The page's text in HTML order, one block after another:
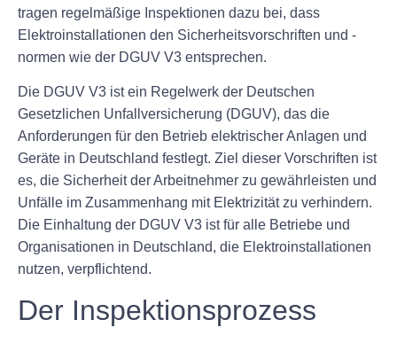
tragen regelmäßige Inspektionen dazu bei, dass
Elektroinstallationen den Sicherheitsvorschriften und -
normen wie der DGUV V3 entsprechen.
Die DGUV V3 ist ein Regelwerk der Deutschen
Gesetzlichen Unfallversicherung (DGUV), das die
Anforderungen für den Betrieb elektrischer Anlagen und
Geräte in Deutschland festlegt. Ziel dieser Vorschriften ist
es, die Sicherheit der Arbeitnehmer zu gewährleisten und
Unfälle im Zusammenhang mit Elektrizität zu verhindern.
Die Einhaltung der DGUV V3 ist für alle Betriebe und
Organisationen in Deutschland, die Elektroinstallationen
nutzen, verpflichtend.
Der Inspektionsprozess